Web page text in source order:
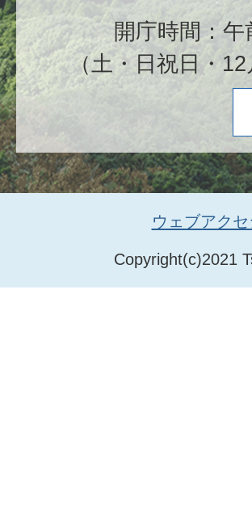
開庁時間：
（土・日祝日・
Copyright(c)2021
ウェブアク